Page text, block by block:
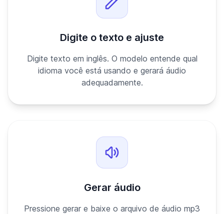
Digite o texto e ajuste
Digite texto em inglês. O modelo entende qual
idioma você está usando e gerará áudio
adequadamente.
Gerar áudio
Pressione gerar e baixe o arquivo de áudio mp3